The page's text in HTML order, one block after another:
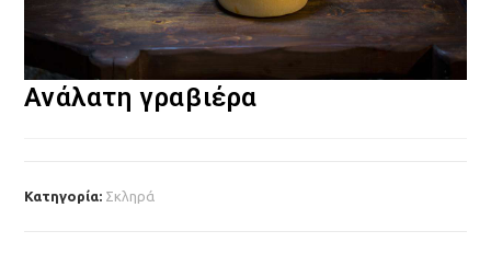
Ανάλατη γραβιέρα
Κατηγορία: Σκληρά